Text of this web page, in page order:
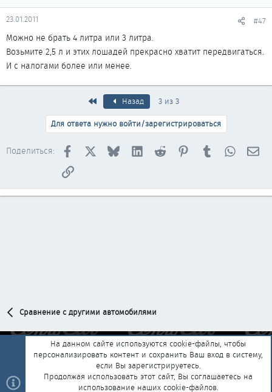
23.01.2011 #47
Можно не брать 4 литра или 3 литра.
Возьмите 2,5 л и этих лошадей прекрасно хватит передвигаться.
И с налогами более или менее.
ПервыйНазад
3 из 3
Для ответа нужно войти/зарегистрироваться
Поделиться: Facebook BlueskyLinkedInReddit PinterestTumblr
Ссылка
Сравнение с другими автомобилями
Обратная связь
Условия и правила
Политика конфиденциальности
Помощь Главная
R
На данном сайте используются cookie-файлы, чтобы
персонализировать контент и сохранить Ваш вход в систему,
если Вы зарегистрируетесь.
Продолжая использовать этот сайт, Вы соглашаетесь на
использование наших cookie-файлов.